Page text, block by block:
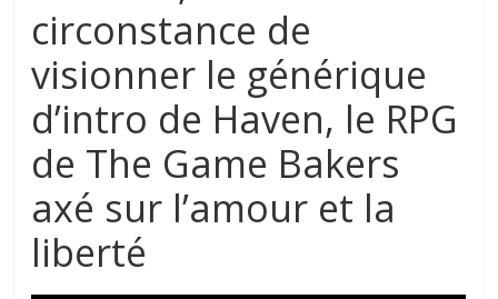
circonstance de
visionner le générique
d’intro de Haven, le RPG
de The Game Bakers
axé sur l’amour et la
liberté